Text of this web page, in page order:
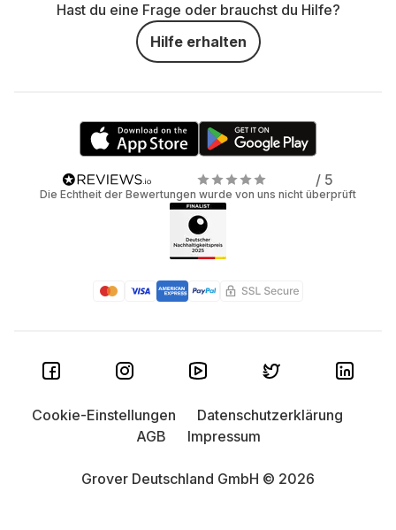
Hast du eine Frage oder brauchst du Hilfe?
Hilfe erhalten
/ 5
Die Echtheit der Bewertungen wurde von uns nicht überprüft
Grover Deutschland GmbH © 2026
Cookie-Einstellungen
Datenschutzerklärung
AGB
Impressum